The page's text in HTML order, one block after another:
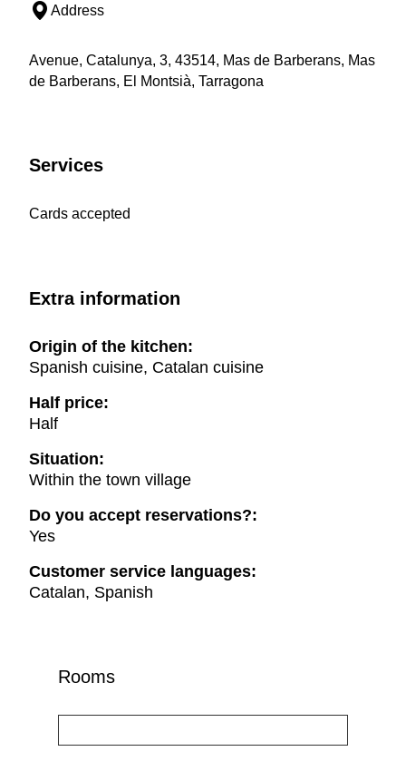
Address
Avenue, Catalunya, 3, 43514, Mas de Barberans, Mas
de Barberans, El Montsià, Tarragona
Services
Cards accepted
Extra information
Origin of the kitchen:
Spanish cuisine, Catalan cuisine
Half price:
Half
Situation:
Within the town village
Do you accept reservations?:
Yes
Customer service languages:
Catalan, Spanish
Rooms